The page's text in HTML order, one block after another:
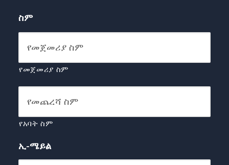
ስም
የመጀመሪያ ስም
የአባት ስም
ኢ-ሜይል